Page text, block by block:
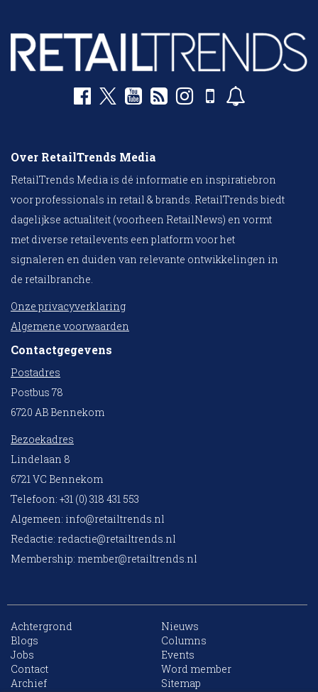
Over RetailTrends Media
RetailTrends Media is dé informatie en inspiratiebron
voor professionals in retail & brands. RetailTrends biedt
dagelijkse actualiteit (voorheen RetailNews) en vormt
met diverse retailevents een platform voor het
signaleren en duiden van relevante ontwikkelingen in
de retailbranche.
Onze privacyverklaring
Algemene voorwaarden
Contactgegevens
Postadres
Postbus 78
6720 AB Bennekom
Bezoekadres
Lindelaan 8
6721 VC Bennekom
Telefoon: +31 (0) 318 431 553
Algemeen: info@retailtrends.nl
Redactie: redactie@retailtrends.nl
Membership: member@retailtrends.nl
Achtergrond
Nieuws
Blogs
Columns
Jobs
Events
Contact
Word member
Archief
Sitemap